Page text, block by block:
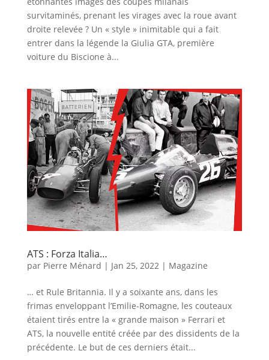
survitaminés, prenant les virages avec la roue avant
droite relevée ? Un « style » inimitable qui a fait
entrer dans la légende la Giulia GTA, première
voiture du Biscione à...
ATS : Forza Italia…
par Pierre Ménard | Jan 25, 2022 | Magazine
… et Rule Britannia. Il y a soixante ans, dans les
frimas enveloppant l’Emilie-Romagne, les couteaux
étaient tirés entre la « grande maison » Ferrari et
ATS, la nouvelle entité créée par des dissidents de la
précédente. Le but de ces derniers était...